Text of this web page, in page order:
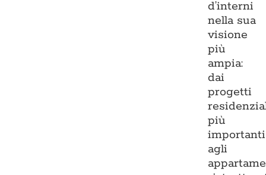
d’interni
nella sua
visione
più
ampia:
dai
progetti
più
importanti
agli